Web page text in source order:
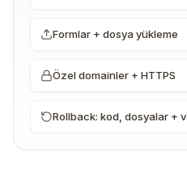
Formlar + dosya yükleme
Özel domainler + HTTPS
Rollback: kod, dosyalar +